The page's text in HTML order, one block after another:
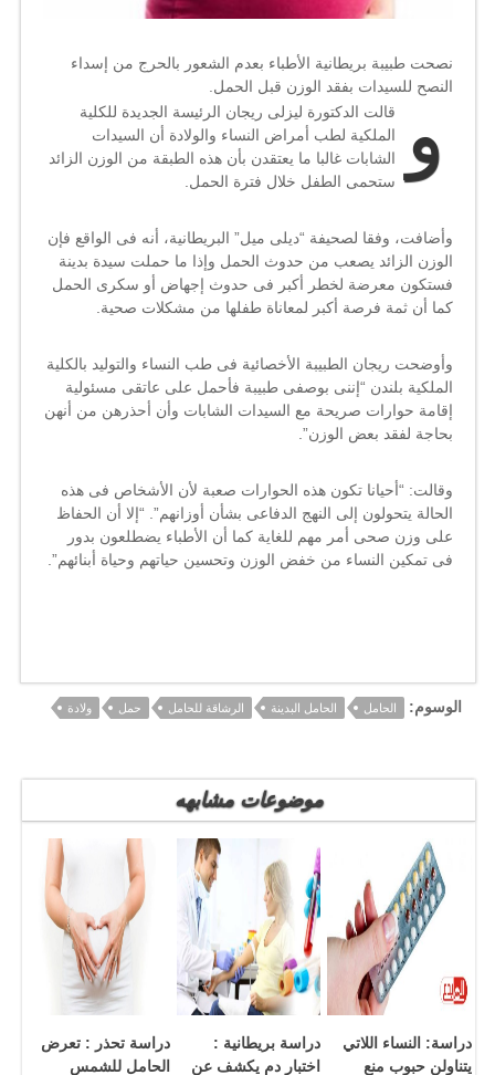
نصحت طبيبة بريطانية الأطباء بعدم الشعور بالحرج من إسداء
النصح للسيدات بفقد الوزن قبل الحمل.
و
قالت الدكتورة ليزلى ريجان الرئيسة الجديدة للكلية
الملكية لطب أمراض النساء والولادة أن السيدات
الشابات غالبا ما يعتقدن بأن هذه الطبقة من الوزن الزائد
ستحمى الطفل خلال فترة الحمل
وأضافت، وفقا لصحيفة “ديلى ميل” البريطانية، أنه فى الواقع فإن
الوزن الزائد يصعب من حدوث الحمل وإذا ما حملت سيدة بدينة
فستكون معرضة لخطر أكبر فى حدوث إجهاض أو سكرى الحمل
كما أن ثمة فرصة أكبر لمعاناة طفلها من مشكلات صحية
وأوضحت ريجان الطبيبة الأخصائية فى طب النساء والتوليد بالكلية
الملكية بلندن “إننى بوصفى طبيبة فأحمل على عاتقى مسئولية
إقامة حوارات صريحة مع السيدات الشابات وأن أحذرهن من أنهن
بحاجة لفقد بعض الوزن”.
وقالت: “أحيانا تكون هذه الحوارات صعبة لأن الأشخاص فى هذه
الحالة يتحولون إلى النهج الدفاعى بشأن أوزانهم”. “إلا أن الحفاظ
على وزن صحى أمر مهم للغاية كما أن الأطباء يضطلعون بدور
فى تمكين النساء من خفض الوزن وتحسين حياتهم وحياة أبنائهم”.
الوسوم: الحامل الحامل البدينة الرشاقة للحامل حمل ولادة
موضوعات مشابهه
دراسة: النساء اللاتي
يتناولن حبوب منع
دراسة بريطانية :
اختبار دم يكشف عن
دراسة تحذر : تعرض
الحامل للشمس